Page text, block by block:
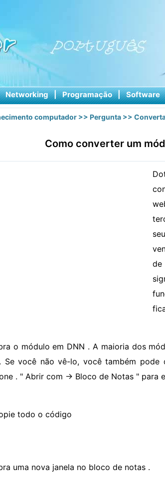
Networking | Programação | Software
computador >> Pergunta >>
Como converter um
de
o módulo em DNN . A maioria dos
Se você não vê-lo, você também
. " Abrir com -> Bloco de Notas " para
todo o código
uma nova janela no bloco de notas .